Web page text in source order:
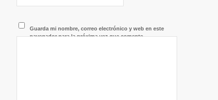
Guarda mi nombre, correo electrónico y web en este
navegador para la próxima vez que comente.